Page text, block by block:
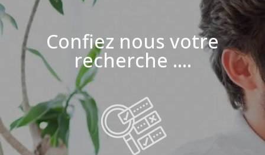
Confiez nous votre
recherche ....